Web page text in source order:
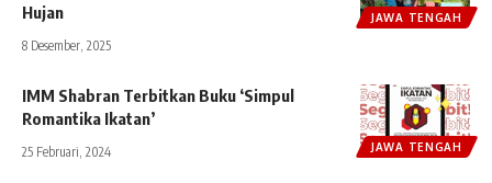
JAWA TENGAH
Hujan
8 Desember, 2025
JAWA TENGAH
IMM Shabran Terbitkan Buku ‘Simpul
Romantika Ikatan’
25 Februari, 2024